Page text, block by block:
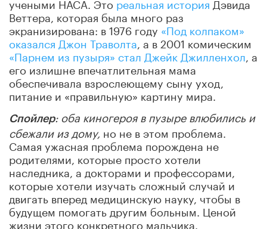
Веттера, которая была много раз
экранизирована: в 1976 году «Под колпаком»
оказался Джон Траволта , а в 2001 комическим
«Парнем из пузыря» стал Джейк Джилленхол , а
его излишне впечатлительная мама
обеспечивала взрослеющему сыну уход,
питание и «правильную» картину мира.
Спойлер: оба киногероя в пузыре влюбились и
сбежали из дому, но не в этом проблема.
Самая ужасная проблема порождена не
родителями, которые просто хотели
наследника, а докторами и профессорами,
которые хотели изучать сложный случай и
двигать вперед медицинскую науку, чтобы в
будущем помогать другим больным. Ценой
жизни этого конкретного мальчика.